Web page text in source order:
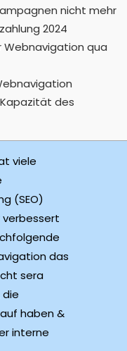
nicht mehr
2024
Webnavigation qua
des
viele
(SEO)
verbessert
das
sera
die
haben &
interne